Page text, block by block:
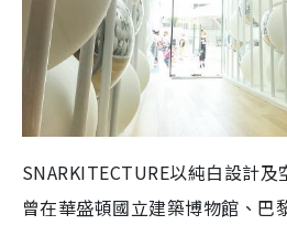
SNARKITECTURE以純白設計
曾在華盛頓國立建築博物館、巴